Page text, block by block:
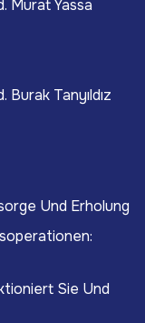
Murat Yassa
Tanyıldız
Und Erholung
Sie Und